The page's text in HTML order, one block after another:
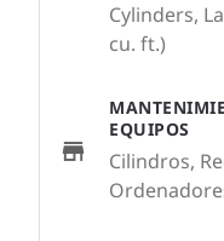
Cylinders,
cu. ft.)
EQUIPOS
Cilindros,